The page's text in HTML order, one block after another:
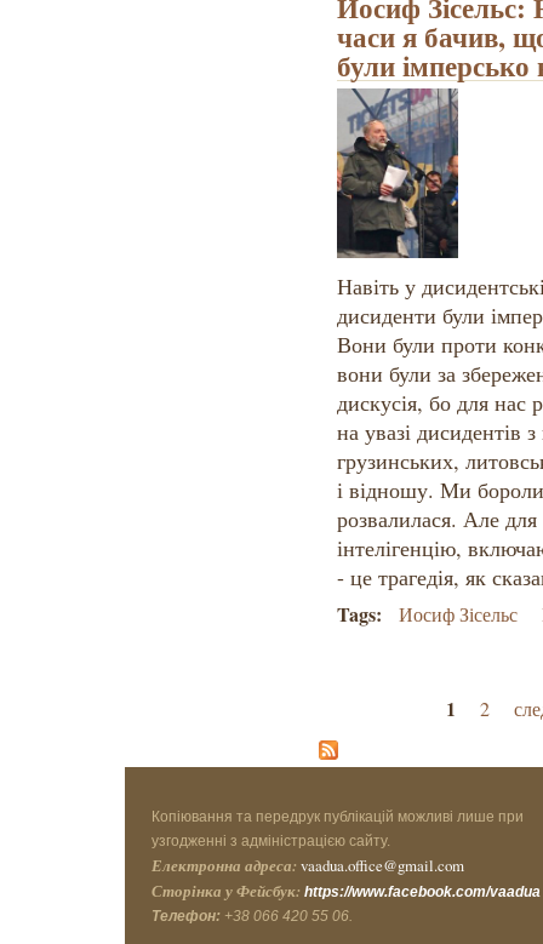
часи я бачив,
були
Навіть у
дисиденти були
Вони були проти
вони були за
дискусія, бо для нас
на увазі дисидентів
грузинських,
і відношу. Ми
розвалилася. Але
інтелігенцію,
- це трагедія, як
Tags: Иосиф Зісельс
1 2
Копіювання та передрук публікацій можливі лише при
узгодженні з адміністрацією сайту.
Електронна адреса: vaadua.office@gmail.com
Сторінка у Фейсбук: https://www.facebook.com/vaadua
Телефон: +38 066 420 55 06.